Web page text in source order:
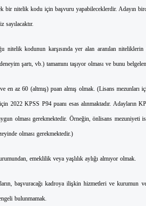
bir nitelik kodu için başvuru yapabileceklerdir. Adayın
sayılacaktır.
nitelik kodunun karşısında yer alan aranılan
şartı, vb.) tamamını taşıyor olması ve bunu
en az 60 (altmış) puan almış olmak. (Lisans
2022 KPSS P94 puanı esas alınmaktadır. Adayların
olması gerekmektedir. Örneğin, önlisans mezuniyeti
olması gerekmektedir.)
emeklilik veya yaşlılık aylığı almıyor olmak.
başvuracağı kadroya ilişkin hizmetleri ve kurumun
bulunmamak.